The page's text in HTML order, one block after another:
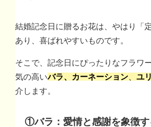
結婚記念日に贈るお花は、やはり「
あり、喜ばれやすいものです。
そこで、記念日にぴったりなフラワ
気の高いバラ、カーネーション ユリ
介します。
①バラ：愛情と感謝を象徴